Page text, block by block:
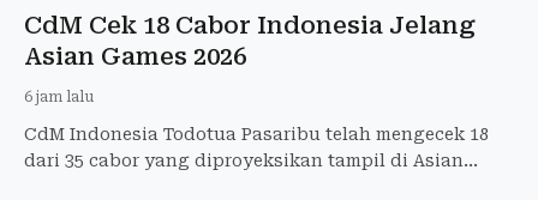
CdM Cek 18 Cabor Indonesia Jelang
Asian Games 2026
6 jam lalu
CdM Indonesia Todotua Pasaribu telah mengecek 18
dari 35 cabor yang diproyeksikan tampil di Asian